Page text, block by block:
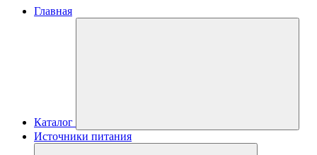
Главная
Каталог
Источники питания